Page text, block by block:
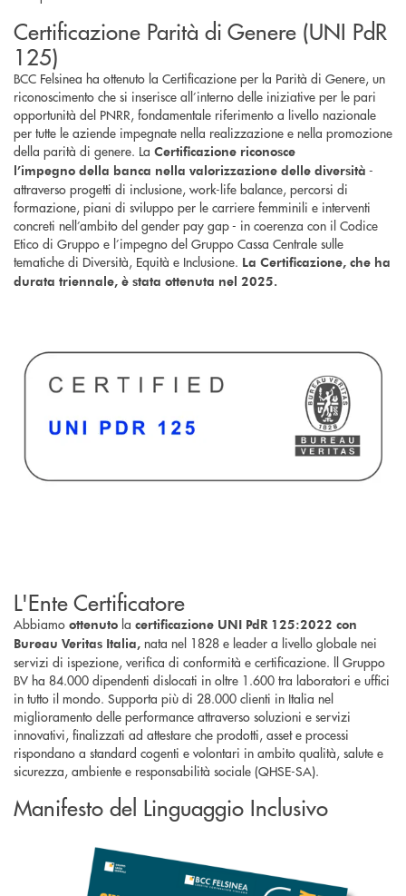
Certificazione Parità di Genere (UNI PdR
125)
BCC Felsinea ha ottenuto la Certificazione per la Parità di Genere, un
riconoscimento che si inserisce all’interno delle iniziative per le pari
opportunità del PNRR, fondamentale riferimento a livello nazionale
per tutte le aziende impegnate nella realizzazione e nella promozione
della parità di genere. La Certificazione riconosce
l’impegno della banca nella valorizzazione delle diversità -
attraverso progetti di inclusione, work-life balance, percorsi di
formazione, piani di sviluppo per le carriere femminili e interventi
concreti nell’ambito del gender pay gap - in coerenza con il Codice
Etico di Gruppo e l’impegno del Gruppo Cassa Centrale sulle
tematiche di Diversità, Equità e Inclusione. La Certificazione, che ha
durata triennale, è stata ottenuta nel 2025.
L'Ente Certificatore
Abbiamo ottenuto la certificazione UNI PdR 125:2022 con
Bureau Veritas Italia, nata nel 1828 e leader a livello globale nei
servizi di ispezione, verifica di conformità e certificazione. ll Gruppo
BV ha 84.000 dipendenti dislocati in oltre 1.600 tra laboratori e uffici
in tutto il mondo. Supporta più di 28.000 clienti in Italia nel
miglioramento delle performance attraverso soluzioni e servizi
innovativi, finalizzati ad attestare che prodotti, asset e processi
rispondano a standard cogenti e volontari in ambito qualità, salute e
sicurezza, ambiente e responsabilità sociale (QHSE-SA).
Manifesto del Linguaggio Inclusivo